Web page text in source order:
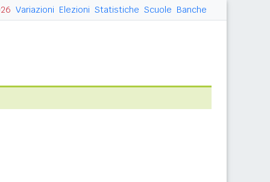
Variazioni Elezioni Statistiche Scuole Banche